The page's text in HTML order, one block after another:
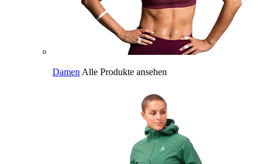
Damen Alle Produkte ansehen